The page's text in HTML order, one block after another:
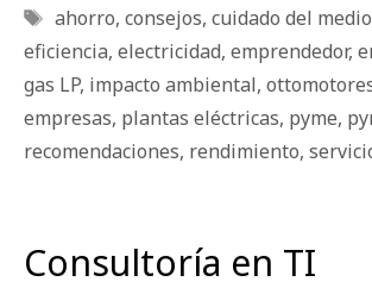
Etiquetas
ahorro, consejos, cuidado del
eficiencia, electricidad, emprendedor,
gas LP, impacto ambiental,
empresas, plantas eléctricas, pyme,
recomendaciones, rendimiento,
Consultoría en TI